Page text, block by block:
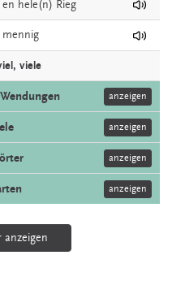
en hele(n) Rieg
mennig
viele
anzeigen
anzeigen
anzeigen
anzeigen
anzeigen